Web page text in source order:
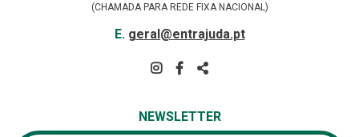
(CHAMADA PARA REDE FIXA NACIONAL)
E. geral@entrajuda.pt
REDE
NEWSLETTER